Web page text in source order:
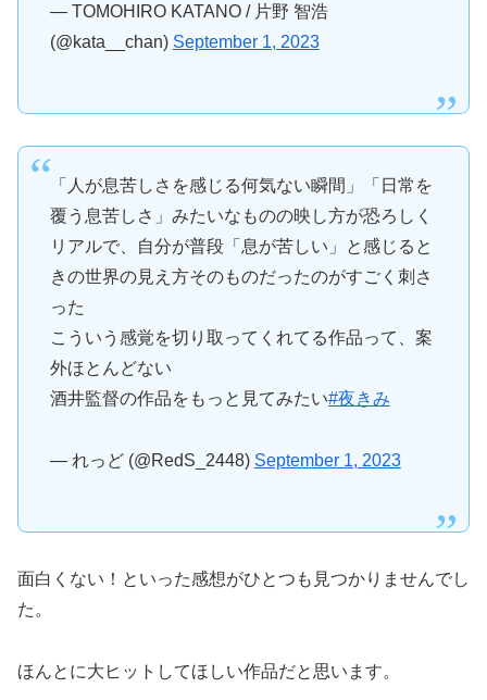
— TOMOHIRO KATANO / 片野 智浩
(@kata__chan) September 1, 2023
「人が息苦しさを感じる何気ない瞬間」「日常を
覆う息苦しさ」みたいなものの映し方が恐ろしく
リアルで、自分が普段「息が苦しい」と感じると
きの世界の見え方そのものだったのがすごく刺さ
った
こういう感覚を切り取ってくれてる作品って、案
外ほとんどない
酒井監督の作品をもっと見てみたい#夜きみ
— れっど (@RedS_2448) September 1, 2023
面白くない！といった感想がひとつも見つかりませんでし
た。
ほんとに大ヒットしてほしい作品だと思います。